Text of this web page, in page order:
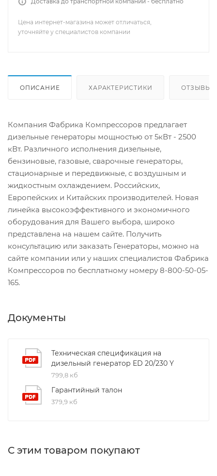
Цена интернет-магазина может отличаться,
уточняйте у специалистов компании
ОПИСАНИЕ ХАРАКТЕРИСТИКИ ОТЗЫВЫ
Компания Фабрика Компрессоров предлагает
дизельные генераторы мощностью от 5кВт - 2500
кВт. Различного исполнения дизельные,
бензиновые, газовые, сварочные генераторы,
стационарные и передвижные, с воздушным и
жидкостным охлаждением. Российских,
Европейских и Китайских производителей. Новая
линейка высокоэффективного и экономичного
оборудования для Вашего выбора, широко
представлена на нашем сайте. Получить
консультацию или заказать Генераторы, можно на
сайте компании или у наших специалистов Фабрика
Компрессоров по бесплатному номеру 8-800-50-05-
165.
Документы
Техническая спецификация на
дизельный генератор ED 20/230 Y
799,8 кб
Гарантийный талон
379,9 кб
С этим товаром покупают